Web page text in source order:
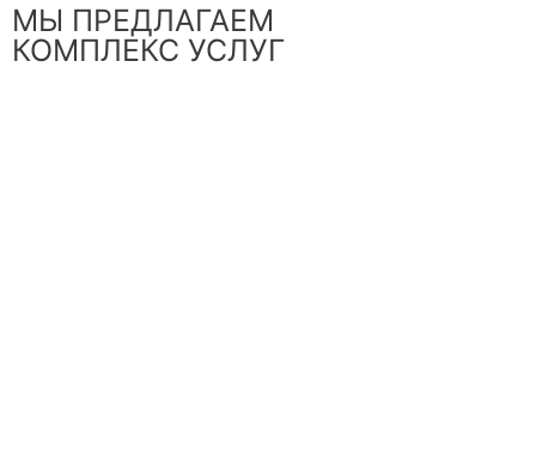
МЫ ПРЕДЛАГАЕМ
КОМПЛЕКС УСЛУГ